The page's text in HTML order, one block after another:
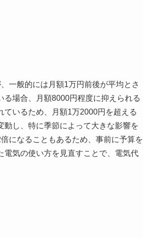
一般的には月額1万円前後が平均とさ
場合、月額8000円程度に抑えられる
いるため、月額1万2000円を超える
し、特に季節によって大きな影響を
になることもあるため、事前に予算を
気の使い方を見直すことで、電気代